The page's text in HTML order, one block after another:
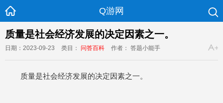
Q游网
质量是社会经济发展的决定因素之一。
日期：2023-09-23 类目： 问答百科 作者： 答题小能手
质量是社会经济发展的决定因素之一。